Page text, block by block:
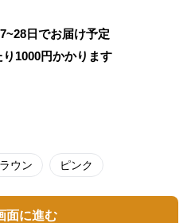
日でお届け予定
1000円かかります
ウン ピンク
面に進む